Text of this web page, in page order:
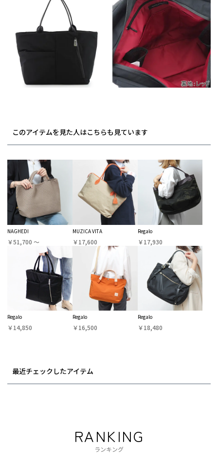
このアイテムを見た人はこちらも見ています
NAGHEDI
￥51,700 〜
MUZICA VITA
￥17,600
Regalo
￥17,930
Regalo
￥14,850
Regalo
￥16,500
Regalo
￥18,480
最近チェックしたアイテム
RANKING
ランキング